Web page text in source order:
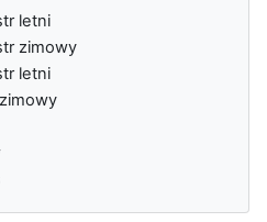
letni
zimowy
letni